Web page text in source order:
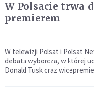
W Polsacie trwa
premierem
W telewizji Polsat i Polsat
debata wyborcza, w której
Donald Tusk oraz